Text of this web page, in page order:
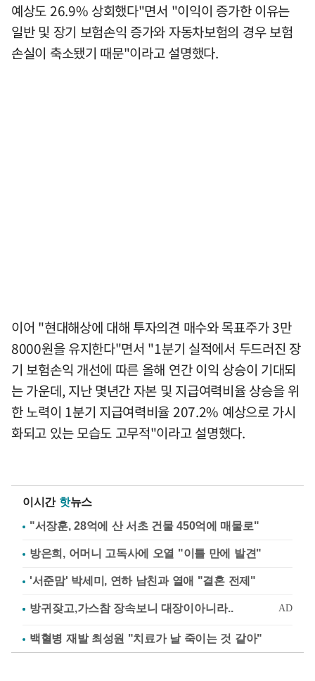
예상도 26.9% 상회했다"면서 "이익이 증가한 이유는
일반 및 장기 보험손익 증가와 자동차보험의 경우 보험
손실이 축소됐기 때문"이라고 설명했다.
이어 "현대해상에 대해 투자의견 매수와 목표주가 3만
8000원을 유지한다"면서 "1분기 실적에서 두드러진 장
기 보험손익 개선에 따른 올해 연간 이익 상승이 기대되
는 가운데, 지난 몇년간 자본 및 지급여력비율 상승을 위
한 노력이 1분기 지급여력비율 207.2% 예상으로 가시
화되고 있는 모습도 고무적"이라고 설명했다.
이시간 핫뉴스
"서장훈, 28억에 산 서초 건물 450억에 매물로"
방은희, 어머니 고독사에 오열 "이틀 만에 발견"
'서준맘' 박세미, 연하 남친과 열애 "결혼 전제"
백혈병 재발 최성원 "치료가 날 죽이는 것 같아"